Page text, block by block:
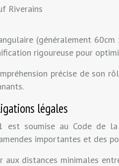
(généralement
rigoureuse pour
précise de son
légales
est soumise au Code
importantes et des
distances minimales